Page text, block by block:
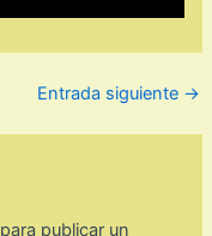
Entrada siguiente →
para publicar un